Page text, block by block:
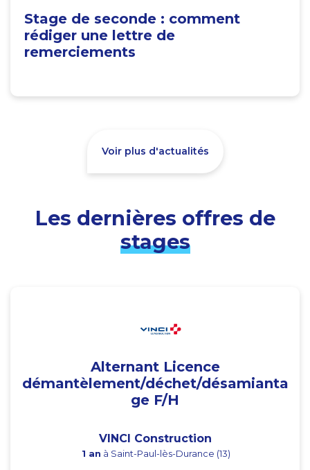
Stage de seconde : comment
rédiger une lettre de
remerciements
Voir plus d'actualités
Les dernières offres de
stages
Alternant Licence
démantèlement/déchet/désamianta
ge F/H
VINCI Construction
1 an à Saint-Paul-lès-Durance (13)